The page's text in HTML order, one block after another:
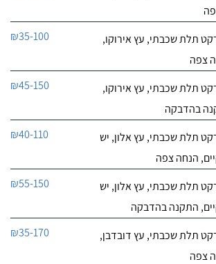
תלת שכבתי, עץ אירוקו,
צפה
₪35-100
תלת שכבתי, עץ אירוקו,
בהדבקה
₪45-150
תלת שכבתי, עץ אלון, יש
הנחה צפה
₪40-110
תלת שכבתי, עץ אלון, יש
התקנה בהדבקה
₪55-150
תלת שכבתי, עץ דובדבן,
צפה
₪35-170